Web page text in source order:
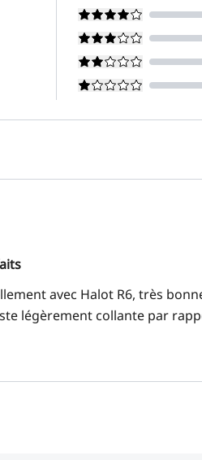
avec Halot R6, très
légèrement collante par